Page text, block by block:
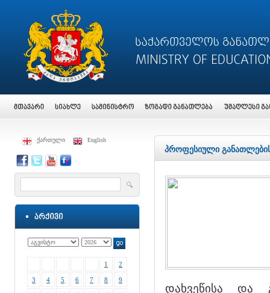
ქართული English
1 2
3 4 5 6 7 8 9
პროფესიული
დახვეწისა და